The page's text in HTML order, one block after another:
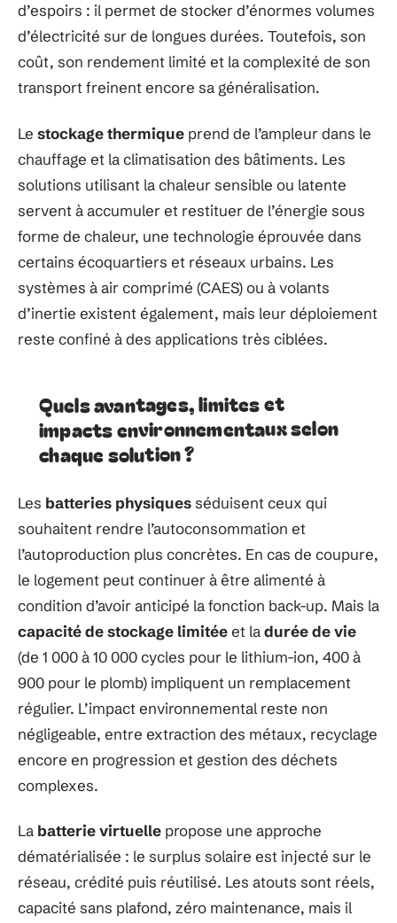
d’espoirs : il permet de stocker d’énormes volumes
d’électricité sur de longues durées. Toutefois, son
coût, son rendement limité et la complexité de son
transport freinent encore sa généralisation.
Le stockage thermique prend de l’ampleur dans le
chauffage et la climatisation des bâtiments. Les
solutions utilisant la chaleur sensible ou latente
servent à accumuler et restituer de l’énergie sous
forme de chaleur, une technologie éprouvée dans
certains écoquartiers et réseaux urbains. Les
systèmes à air comprimé (CAES) ou à volants
d’inertie existent également, mais leur déploiement
reste confiné à des applications très ciblées.
Quels avantages, limites et
impacts environnementaux selon
chaque solution ?
Les batteries physiquesséduisent ceux qui
souhaitent rendre l’autoconsommation et
l’autoproduction plus concrètes. En cas de coupure,
le logement peut continuer à être alimenté à
condition d’avoir anticipé la fonction back-up. Mais la
capacité de stockage limitéeet ladurée de vie
(de 1 000 à 10 000 cycles pour le lithium-ion, 400 à
900 pour le plomb) impliquent un remplacement
régulier. L’impact environnemental reste non
négligeable, entre extraction des métaux, recyclage
encore en progression et gestion des déchets
complexes.
La batterie virtuelle propose une approche
dématérialisée : le surplus solaire est injecté sur le
réseau, crédité puis réutilisé. Les atouts sont réels,
capacité sans plafond, zéro maintenance, mais il